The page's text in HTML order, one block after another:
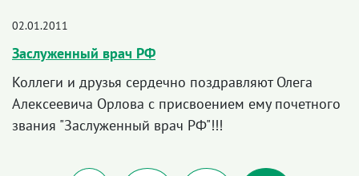
02.01.2011
Заслуженный врач РФ
Коллеги и друзья сердечно поздравляют Олега
Алексеевича Орлова с присвоением ему почетного
звания "Заслуженный врач РФ"!!!